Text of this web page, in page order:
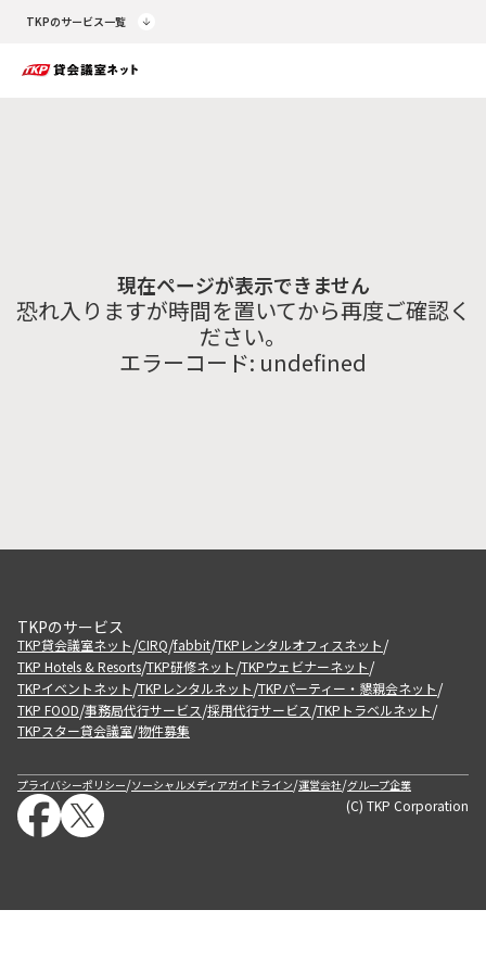
TKPのサービス一覧
現在ページが表示できません
恐れ入りますが時間を置いてから再度ご確認く
ださい。
エラーコード: undefined
TKPのサービス
TKP貸会議室ネット/CIRQ/fabbit/TKPレンタルオフィスネット/
TKP Hotels & Resorts/TKP研修ネット/TKPウェビナーネット/
TKPイベントネット/TKPレンタルネット/TKPパーティー・懇親会ネット/
TKP FOOD/事務局代行サービス/採用代行サービス/TKPトラベルネット/
TKPスター貸会議室/物件募集
プライバシーポリシー/ソーシャルメディアガイドライン/運営会社/グループ企業
(C) TKP Corporation